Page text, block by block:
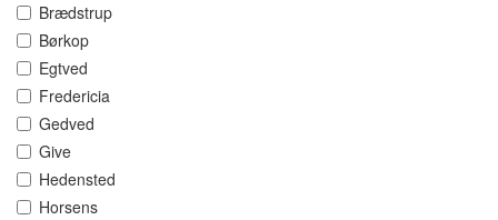
Brædstrup
Børkop
Egtved
Fredericia
Gedved
Give
Hedensted
Horsens